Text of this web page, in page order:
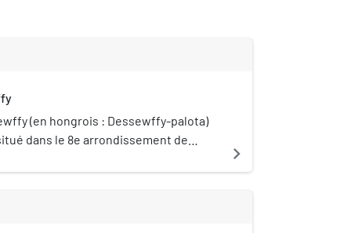
(en hongrois : Dessewffy-palota)
dans le 8e arrondissement de
navigate_next